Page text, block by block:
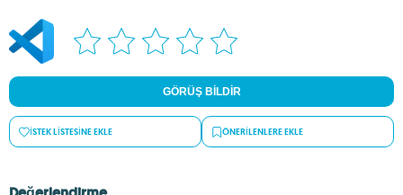
GÖRÜŞ BILDIR
İSTEK LISTESINE EKLE ÖNERILENLERE EKLE